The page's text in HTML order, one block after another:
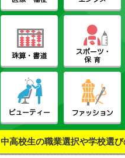
中高校生の職業選択や学校選び